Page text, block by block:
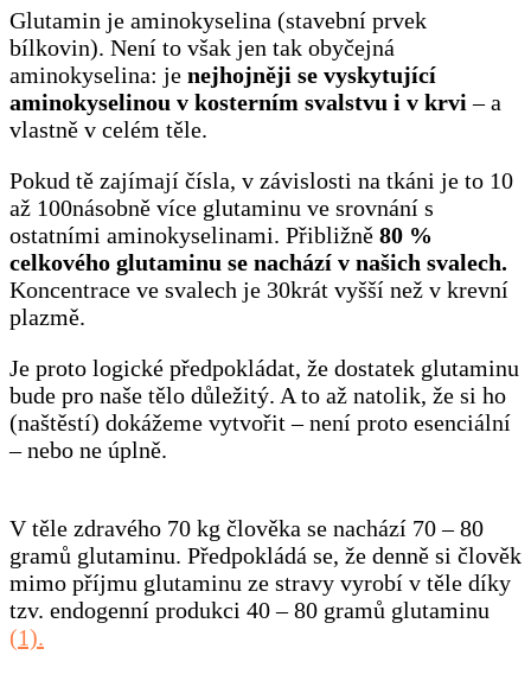
Glutamin je aminokyselina (stavební prvek
bílkovin). Není to však jen tak obyčejná
aminokyselina: je nejhojněji se vyskytující
aminokyselinou v kosterním svalstvu i v krvi – a
vlastně v celém těle.
Pokud tě zajímají čísla, v závislosti na tkáni je to 10
až 100násobně více glutaminu ve srovnání s
ostatními aminokyselinami. Přibližně 80 %
celkového glutaminu se nachází v našich svalech.
Koncentrace ve svalech je 30krát vyšší než v krevní
plazmě.
Je proto logické předpokládat, že dostatek glutaminu
bude pro naše tělo důležitý. A to až natolik, že si ho
(naštěstí) dokážeme vytvořit – není proto esenciální
– nebo ne úplně.
V těle zdravého 70 kg člověka se nachází 70 – 80
gramů glutaminu. Předpokládá se, že denně si člověk
mimo příjmu glutaminu ze stravy vyrobí v těle díky
tzv. endogenní produkci 40 – 80 gramů glutaminu
(1).